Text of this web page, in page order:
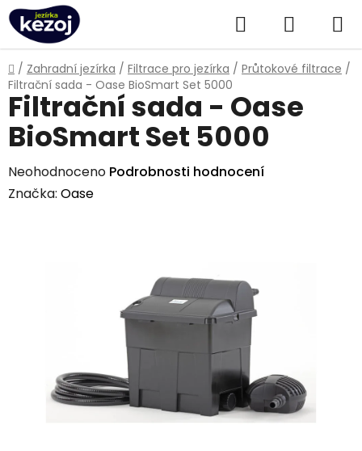
Přejít
na
obsah
Hledat
KOŠÍK
Domů
/ Zahradní jezírka / Filtrace pro jezírka / Průtokové filtrace /
Filtrační sada - Oase BioSmart Set 5000
Filtrační sada - Oase
BioSmart Set 5000
Průměrné
hodnocení
Neohodnoceno Podrobnosti hodnocení
Značka: Oase